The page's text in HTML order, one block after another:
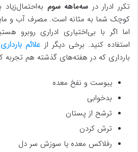
تکرر ادرار در سه‌ماهه سوم
کوچک شما به مثانه است. مصرف آب و
اما اگر با بی‌اختیاری ادراری روبرو
استفاده کنید. برخی دیگر از علائم بارداری
بارداری که در هفته‌های گذشته هم تجربه
یبوست و نفخ معده
بدخوابی
ترشح از پستان
ترش کردن
رفلاکس معده یا سوزش سر دل